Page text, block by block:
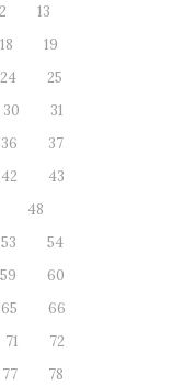
13
18
19
24
25
30
31
36
37
42
43
48
53
54
59
60
65
66
71
72
77
78